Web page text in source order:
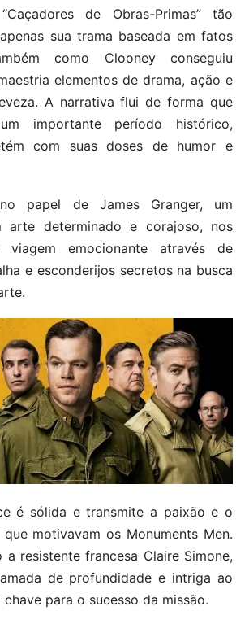
de Obras-Primas” tão
sua trama baseada em fatos
como Clooney conseguiu
elementos de drama, ação e
A narrativa flui de forma que
importante período histórico,
com suas doses de humor e
papel de James Granger, um
arte determinado e corajoso, nos
emocionante através de
e esconderijos secretos na busca
é sólida e transmite a paixão e o
motivavam os Monuments Men.
a resistente francesa Claire Simone,
de profundidade e intriga ao
para o sucesso da missão.